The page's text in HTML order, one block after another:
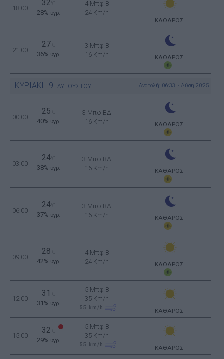
18:00
32
28% υγρ.
4 Μπφ B
24 Km/h
ΚΑΘΑΡΟΣ
21:00
27
36% υγρ.
3 Μπφ B
16 Km/h
ΚΑΘΑΡΟΣ
ΚΥΡΙΑΚΗ 9 ΑΥΓΟΥΣΤΟΥ Ανατολή: 06:33 - Δύση 20:25
00:00
25
40% υγρ.
3 Μπφ ΒΔ
16 Km/h
ΚΑΘΑΡΟΣ
03:00
24°C
38% υγρ.
3 Μπφ ΒΔ
16 Km/h
ΚΑΘΑΡΟΣ
06:00
24°C
37% υγρ.
3 Μπφ ΒΔ
16 Km/h
ΚΑΘΑΡΟΣ
09:00
28
42% υγρ.
4 Μπφ B
24 Km/h
ΚΑΘΑΡΟΣ
12:00
31
31% υγρ.
5 Μπφ B
35 Km/h
55 km/h ΚΑΘΑΡΟΣ
15:00
32
29% υγρ.
5 Μπφ B
35 Km/h
55 km/h ΚΑΘΑΡΟΣ